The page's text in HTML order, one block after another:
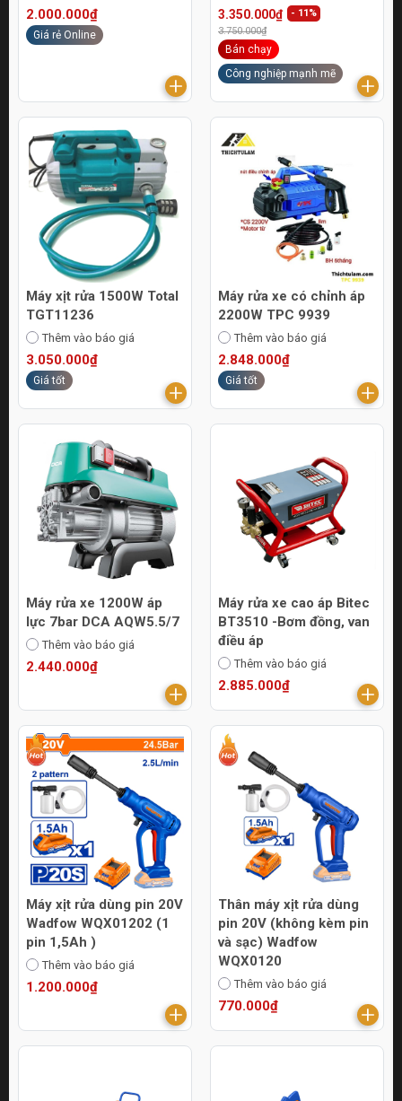
2.000.000₫
Giá rẻ Online
3.350.000₫
3.750.000₫
- 11%
Bán chạy
Công nghiệp mạnh mẽ
Máy xịt rửa 1500W Total
TGT11236
Thêm vào báo giá
3.050.000₫
Giá tốt
Máy rửa xe có chỉnh áp
2200W TPC 9939
Thêm vào báo giá
2.848.000₫
Giá tốt
Máy rửa xe 1200W áp
lực 7bar DCA AQW5.5/7
Thêm vào báo giá
2.440.000₫
Máy rửa xe cao áp Bitec
BT3510 -Bơm đồng, van
điều áp
Thêm vào báo giá
2.885.000₫
Máy xịt rửa dùng pin 20V
Wadfow WQX01202 (1
pin 1,5Ah )
Thêm vào báo giá
1.200.000₫
Thân máy xịt rửa dùng
pin 20V (không kèm pin
và sạc) Wadfow
WQX0120
Thêm vào báo giá
770.000₫